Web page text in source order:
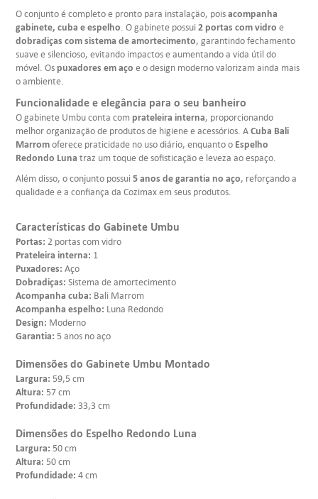
O conjunto é completo e pronto para instalação, poisacompanha
gabinete, cuba e espelho. O gabinete possui2 portas com vidro e
dobradiças com sistema de amortecimento, garantindo fechamento
suave e silencioso, evitando impactos e aumentando a vida útil do
móvel. Os puxadores em aço e o design moderno valorizam ainda mais
o ambiente.
Funcionalidade e elegância para o seu banheiro
O gabinete Umbu conta com prateleira interna, proporcionando
melhor organização de produtos de higiene e acessórios. ACuba Bali
Marromoferece praticidade no uso diário, enquanto o Espelho
Redondo Luna traz um toque de sofisticação e leveza ao espaço.
Além disso, o conjunto possui5 anos de garantia no aço, reforçando a
qualidade e a confiança da Cozimax em seus produtos.
Características do Gabinete Umbu
Portas: 2 portas com vidro
Prateleira interna: 1
Puxadores: Aço
Dobradiças: Sistema de amortecimento
Acompanha cuba: Bali Marrom
Acompanha espelho: Luna Redondo
Design: Moderno
Garantia: 5 anos no aço
Dimensões do Gabinete Umbu Montado
Largura: 59,5 cm
Altura: 57 cm
Profundidade: 33,3 cm
Dimensões do Espelho Redondo Luna
Largura: 50 cm
Altura: 50 cm
Profundidade: 4 cm